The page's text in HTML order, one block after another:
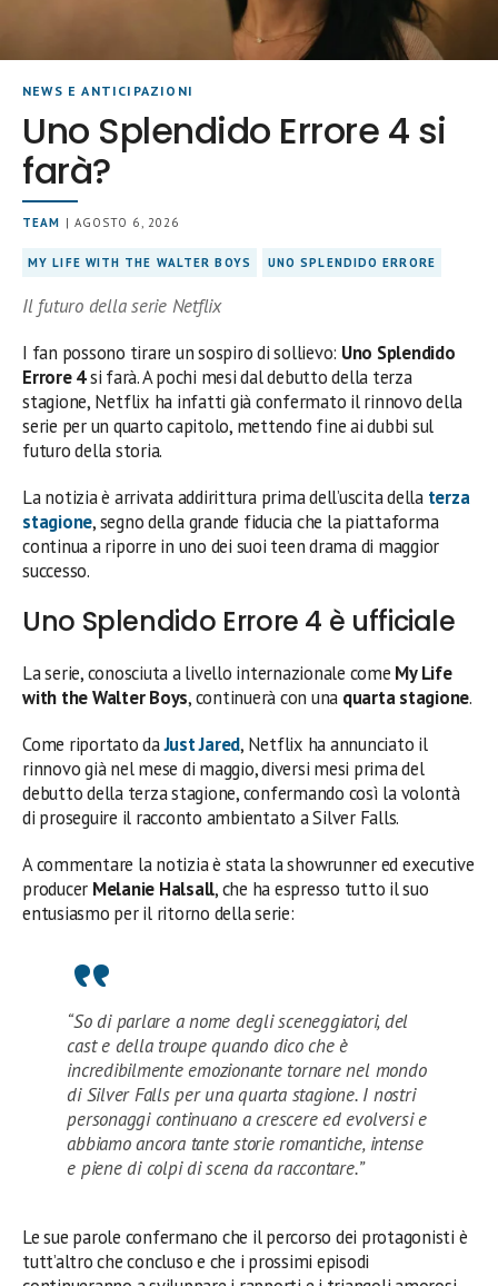
NEWS E ANTICIPAZIONI
Uno Splendido Errore 4 si
farà?
TEAM | AGOSTO 6, 2026
MY LIFE WITH THE WALTER BOYS UNO SPLENDIDO ERRORE
Il futuro della serie Netflix
I fan possono tirare un sospiro di sollievo: Uno Splendido
Errore 4si farà. A pochi mesi dal debutto della terza
stagione, Netflix ha infatti già confermato il rinnovo della
serie per un quarto capitolo, mettendo fine ai dubbi sul
futuro della storia.
La notizia è arrivata addirittura prima dell’uscita della terza
stagione, segno della grande fiducia che la piattaforma
continua a riporre in uno dei suoi teen drama di maggior
successo.
Uno Splendido Errore 4 è ufficiale
La serie, conosciuta a livello internazionale come My Life
with the Walter Boys, continuerà con una quarta stagione.
Come riportato daJust Jared, Netflix ha annunciato il
rinnovo già nel mese di maggio, diversi mesi prima del
debutto della terza stagione, confermando così la volontà
di proseguire il racconto ambientato a Silver Falls.
A commentare la notizia è stata la showrunner ed executive
producer Melanie Halsall, che ha espresso tutto il suo
entusiasmo per il ritorno della serie:
“So di parlare a nome degli sceneggiatori, del
cast e della troupe quando dico che è
incredibilmente emozionante tornare nel mondo
di Silver Falls per una quarta stagione. I nostri
personaggi continuano a crescere ed evolversi e
abbiamo ancora tante storie romantiche, intense
e piene di colpi di scena da raccontare.”
Le sue parole confermano che il percorso dei protagonisti è
tutt’altro che concluso e che i prossimi episodi